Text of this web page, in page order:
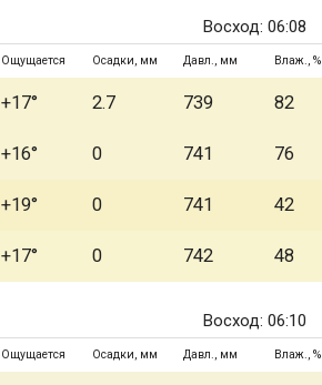
Восход: 06:08
Ощущается Осадки, мм Давл., мм Влаж., %
+17° 2.7 739 82
+16° 0 741 76
+19° 0 741 42
+17° 0 742 48
Восход: 06:10
Ощущается Осадки, мм Давл., мм Влаж., %